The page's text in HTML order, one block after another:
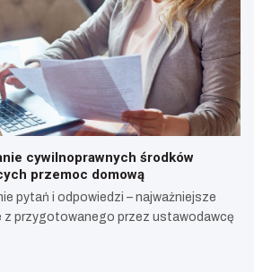
cywilnoprawnych środków
przemoc domową
pytań i odpowiedzi – najważniejsze
z przygotowanego przez ustawodawcę